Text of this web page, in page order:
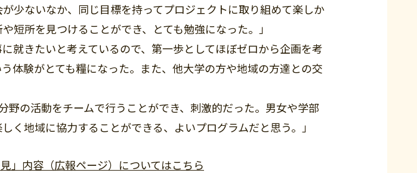
少ないなか、同じ目標を持ってプロジェクトに取り組めて楽しか
短所を見つけることができ、とても勉強になった。」
就きたいと考えているので、第一歩としてほぼゼロから企画を考
体験がとても糧になった。また、他大学の方や地域の方達との交
の活動をチームで行うことができ、刺激的だった。男女や学部
く地域に協力することができる、よいプログラムだと思う。」
」内容（広報ページ）についてはこちら